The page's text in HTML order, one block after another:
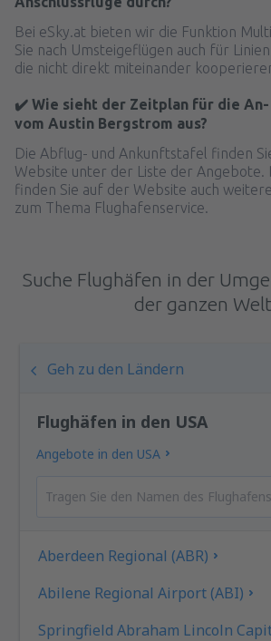
Bei eSky.at bieten wir die Funktion
Sie nach Umsteigeflügen auch für
die nicht direkt miteinander
✔️ Wie sieht der Zeitplan für die
vom Austin Bergstrom aus?
Die Abflug- und Ankunftstafel finden
Website unter der Liste der Angebote.
finden Sie auf der Website auch
zum Thema Flughafenservice.
Suche Flughäfen in der
der ganzen Welt
Geh zu den Ländern
Flughäfen in den USA
Angebote in den USA
Aberdeen Regional (ABR)
Abilene Regional Airport (ABI)
Springfield Abraham Lincoln